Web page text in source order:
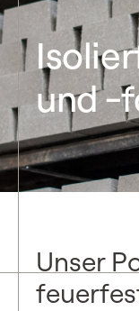
und -
Unser